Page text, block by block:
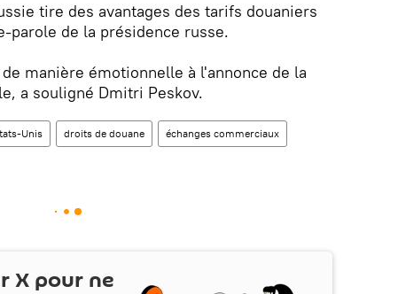
tire des avantages des tarifs douaniers
parole de la présidence russe.
manière émotionnelle à l'annonce de la
a souligné Dmitri Peskov.
Unis droits de douane échanges commerciaux
X pour ne